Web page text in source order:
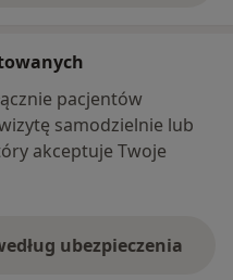
pacjentów
samodzielnie lub
akceptuje Twoje
ubezpieczenia